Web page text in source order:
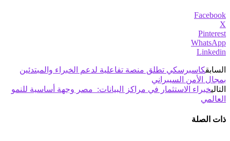
Facebook
X
Pinterest
WhatsApp
Linkedin
السابقكاسبرسكي تطلق منصة تفاعلية لدعم الخبراء والمبتدئين
بمجال الأمن السيبراني
التاليخبراء الاستثمار في مراكز البيانات: مصر وجهة أساسية للنمو
العالمي
ذات الصلة